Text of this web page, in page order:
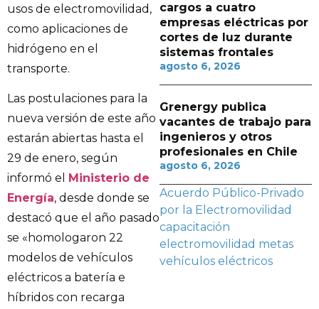
usos de electromovilidad,
como aplicaciones de
hidrógeno en el
transporte.
Las postulaciones para la
nueva versión de este año
estarán abiertas hasta el
29 de enero, según
informó el
Ministerio de
Energía, desde donde se
destacó que el año pasado
se «homologaron 22
modelos de vehículos
eléctricos a batería e
híbridos con recarga
cargos a cuatro
empresas eléctricas por
cortes de luz durante
sistemas frontales
agosto 6, 2026
Grenergy publica
vacantes de trabajo para
ingenieros y otros
profesionales en Chile
agosto 6, 2026
Acuerdo Público-Privado
por la Electromovilidad
capacitación
electromovilidad metas
vehículos eléctricos